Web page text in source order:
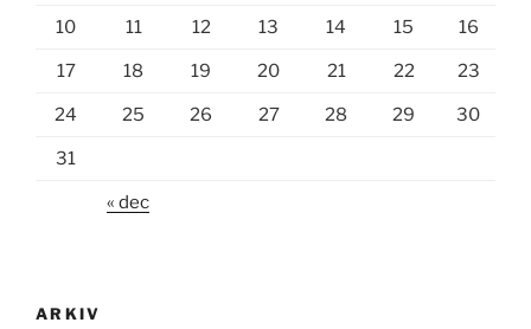
10 11 12 13 14 15 16
17 18 19 20 21 22 23
24 25 26 27 28 29 30
31
« dec
ARKIV